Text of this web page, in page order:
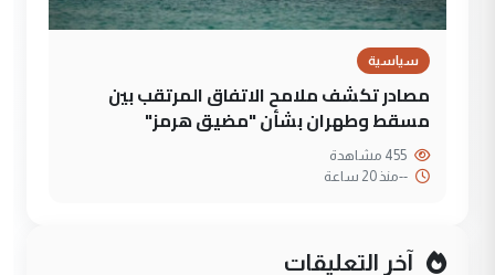
سياسية
مصادر تكشف ملامح الاتفاق المرتقب بين
مسقط وطهران بشأن "مضيق هرمز"
--منذ 20 ساعة
آخر التعليقات